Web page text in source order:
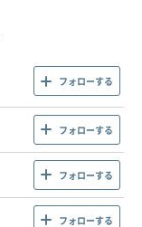
フォローする
フォローする
フォローする
フォローする